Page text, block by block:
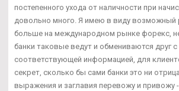
постепенного ухода от наличности при
довольно много. Я имею в виду возможный
больше на международном рынке форекс,
банки таковые ведут и обмениваются друг с
соответствующей информацией, для
секрет, сколько бы сами банки это ни
выражения и заглавия перевожу и привожу